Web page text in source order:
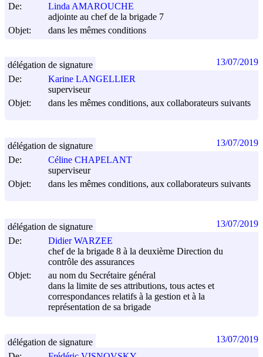
De:
Linda AMAROUCHE
adjointe au chef de la brigade 7
Objet:
dans les mêmes conditions
De:
Karine LANGELLIER
superviseur
Objet:
dans les mêmes conditions, aux collaborateurs suivants
délégation de signature 13/07/2019
De:
Céline CHAPELANT
superviseur
Objet:
dans les mêmes conditions, aux collaborateurs suivants
délégation de signature 13/07/2019
De:
Didier WARZEE
chef de la brigade 8 à la deuxième Direction du
contrôle des assurances
Objet:
au nom du Secrétaire général
dans la limite de ses attributions, tous actes et
correspondances relatifs à la gestion et à la
représentation de sa brigade
délégation de signature 13/07/2019
délégation de signature 13/07/2019